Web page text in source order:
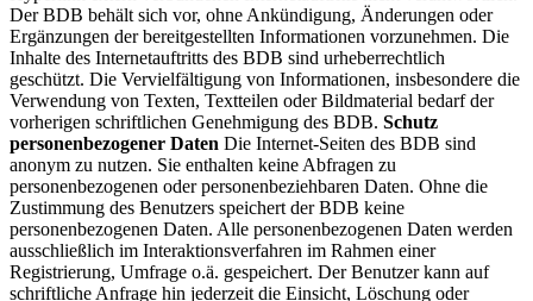
Der BDB behält sich vor, ohne Ankündigung, Änderungen oder
Ergänzungen der bereitgestellten Informationen vorzunehmen. Die
Inhalte des Internetauftritts des BDB sind urheberrechtlich
geschützt. Die Vervielfältigung von Informationen, insbesondere die
Verwendung von Texten, Textteilen oder Bildmaterial bedarf der
vorherigen schriftlichen Genehmigung des BDB. Schutz
personenbezogener Daten Die Internet-Seiten des BDB sind
anonym zu nutzen. Sie enthalten keine Abfragen zu
personenbezogenen oder personenbeziehbaren Daten. Ohne die
Zustimmung des Benutzers speichert der BDB keine
personenbezogenen Daten. Alle personenbezogenen Daten werden
ausschließlich im Interaktionsverfahren im Rahmen einer
Registrierung, Umfrage o.ä. gespeichert. Der Benutzer kann auf
schriftliche Anfrage hin jederzeit die Einsicht, Löschung oder